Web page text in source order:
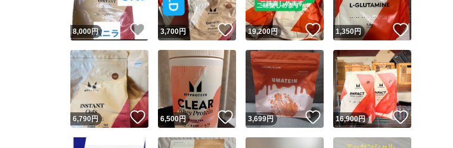
8,000円 いいね！
3,700円 いいね！
19,200円 いいね！
1,350円 いいね！
6,790円 いいね！
6,500円 いいね！
3,699円 いいね！
16,900円 いいね！